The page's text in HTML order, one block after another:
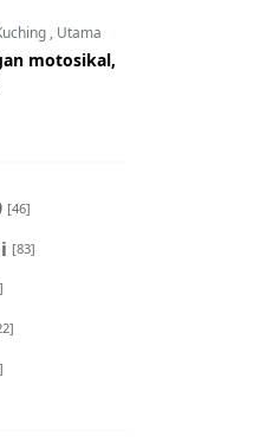
, Utama
motosikal,
[46]
[83]